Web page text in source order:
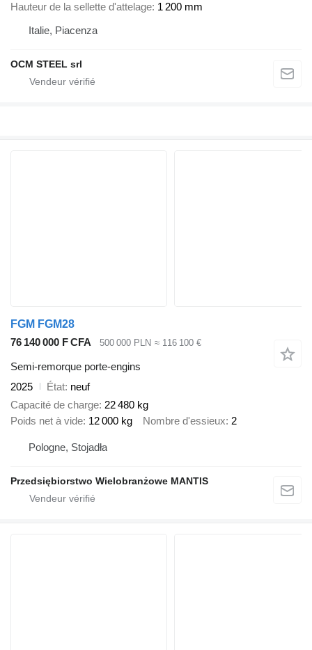
Hauteur de la sellette d'attelage 1 200 mm
Italie, Piacenza
OCM STEEL srl
FGM FGM28
76 140 000 F CFA
500 000 PLN ≈ 116 100 €
Semi-remorque porte-engins
2025
État neuf
Capacité de charge 22 480 kg
Poids net à vide 12 000 kg Nombre d'essieux 2
Pologne, Stojadła
Przedsiębiorstwo Wielobranżowe MANTIS